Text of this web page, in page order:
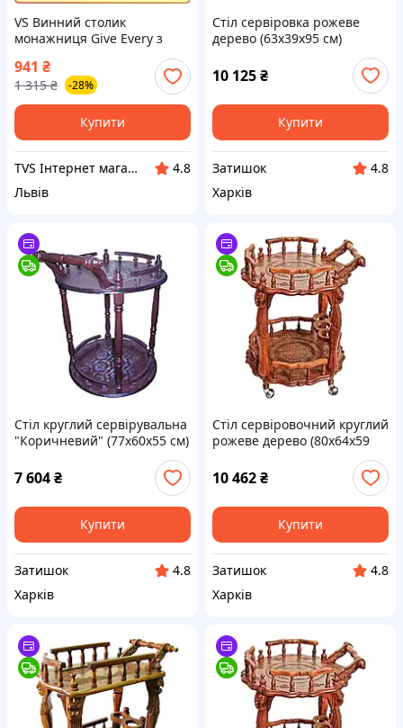
VS Винний столик
монажниця Give Every з
пікніка та вечірок столик
сервіровки для вина
32T8_V1
941 ₴
1 315 ₴ -28%
Купити
TVS Інтернет магазин
4.8
Львів
Стіл сервіровка рожеве
дерево (63х39х95 см)
10 125₴
Купити
Затишок
4.8
Харків
Стіл круглий сервірувальна
"Коричневий" (77х60х55 см)
7 604₴
Купити
Затишок
4.8
Харків
Стіл сервіровочний круглий
рожеве дерево (80х64х59
10 462₴
Купити
Затишок
4.8
Харків